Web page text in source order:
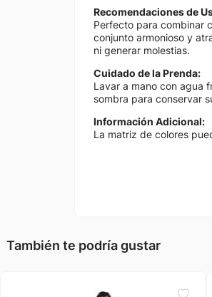
Recomendaciones de
Perfecto para combinar
conjunto armonioso y
ni generar molestias.
Cuidado de la Prenda:
Lavar a mano con agua
sombra para conservar
Información Adicional:
La matriz de colores
También te podría gustar